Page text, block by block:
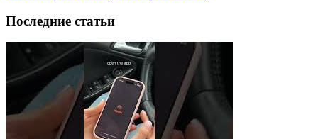
Последние статьи